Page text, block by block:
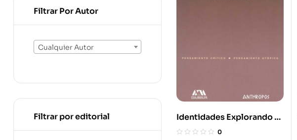
Identidades Explorando La
Diversidad0
Filtrar Por Autor
Cualquier Autor
Filtrar por editorial